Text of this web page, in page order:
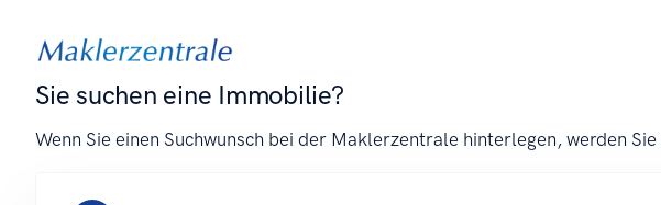
Sie suchen eine Immobilie?
Wenn Sie einen Suchwunsch bei der Maklerzentrale hinterlegen, werden